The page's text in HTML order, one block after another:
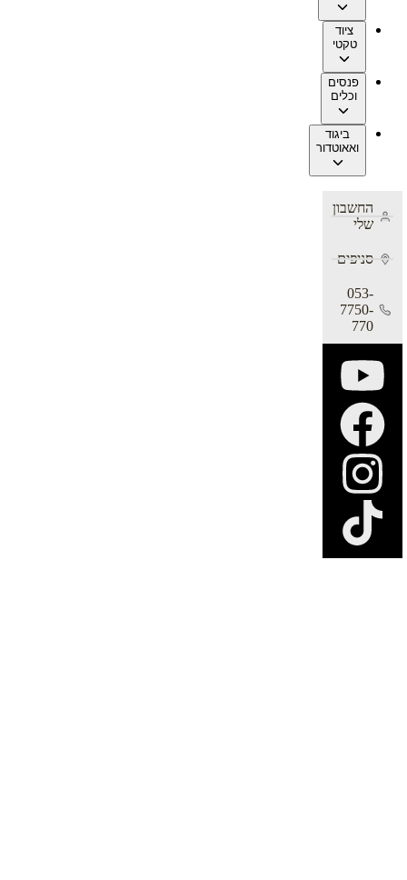
ציוד
טקטי
פנסים
וכלים
ביגוד
ואאוטדור
החשבון
שלי
סניפים
053-
7750-
770